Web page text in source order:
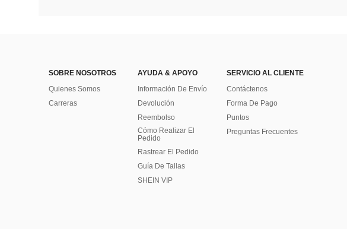
SOBRE NOSOTROS
Quienes Somos
Carreras
AYUDA & APOYO
Información De Envío
Devolución
Reembolso
Cómo Realizar El
Pedido
Rastrear El Pedido
Guía De Tallas
SHEIN VIP
SERVICIO AL CLIENTE
Contáctenos
Forma De Pago
Puntos
Preguntas Frecuentes